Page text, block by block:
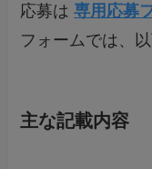
応募は専用応募
フォームでは、
主な記載内容